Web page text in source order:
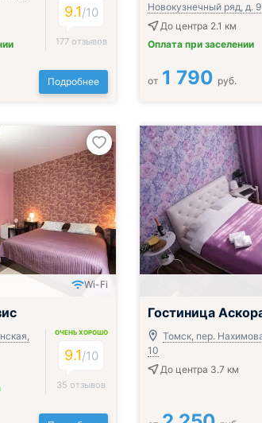
9.1/10
177 отзывов
Подробнее
Новокузнечный ряд, д. 9
До центра 2.1 км
Оплата при заселении
от 1 790 руб.
Wi-Fi
ОЧЕНЬ ХОРОШО
9.1/10
35 отзывов
Гостиница
Томск, пер.
10
До центра 3.7 км